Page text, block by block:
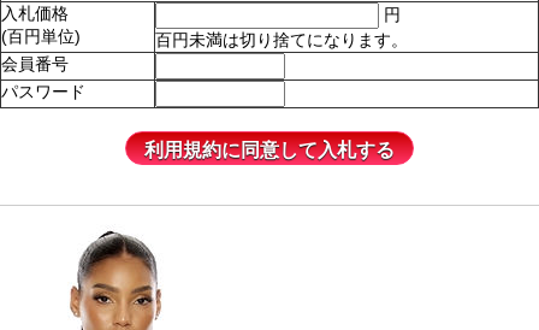
入札価格
(百円単位)
円
百円未満は切り捨てになります。
会員番号
パスワード